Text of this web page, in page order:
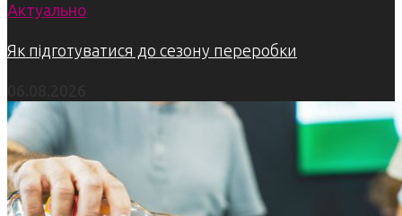
Актуально
Як підготуватися до сезону переробки